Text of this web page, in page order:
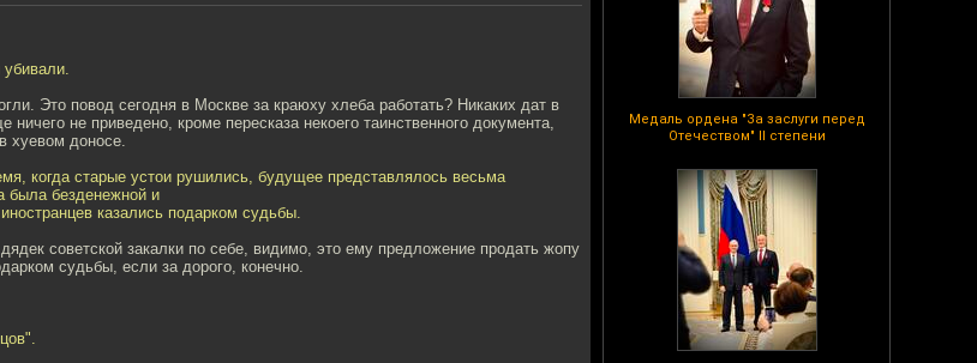
Медаль ордена "За заслуги перед
Отечеством" II степени
убивали.
Это повод сегодня в Москве за краюху хлеба работать? Никаких дат в
ничего не приведено, кроме пересказа некоего таинственного документа,
хуевом доносе.
когда старые устои рушились, будущее представлялось весьма
была безденежной и
казались подарком судьбы.
советской закалки по себе, видимо, это ему предложение продать жопу
судьбы, если за дорого, конечно.